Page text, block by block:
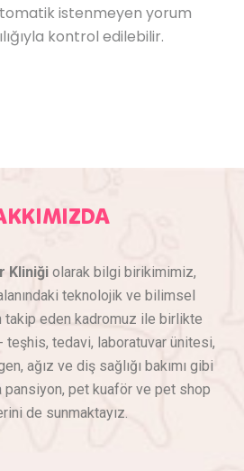
istenmeyen yorum
kontrol edilebilir.
Kliniği olarak bilgi birikimimiz,
teknolojik ve bilimsel
takip eden kadromuz ile birlikte
tedavi, laboratuvar ünitesi,
ağız ve diş sağlığı bakımı gibi
pansiyon, pet kuaför ve pet shop
de sunmaktayız.